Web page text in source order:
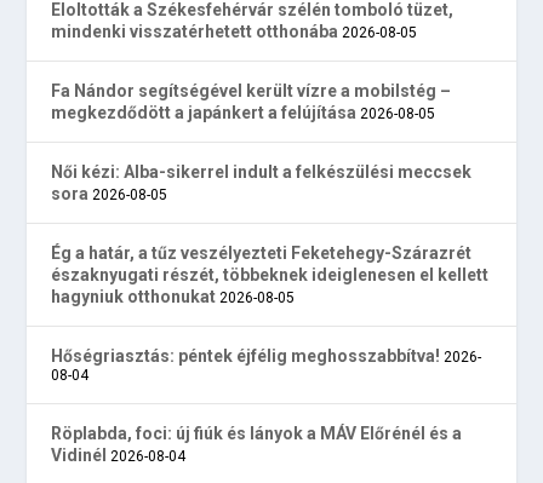
Eloltották a Székesfehérvár szélén tomboló tüzet,
mindenki visszatérhetett otthonába 2026-08-05
Fa Nándor segítségével került vízre a mobilstég –
megkezdődött a japánkert a felújítása 2026-08-05
Női kézi: Alba-sikerrel indult a felkészülési meccsek
sora 2026-08-05
Ég a határ, a tűz veszélyezteti Feketehegy-Szárazrét
északnyugati részét, többeknek ideiglenesen el kellett
hagyniuk otthonukat 2026-08-05
Hőségriasztás: péntek éjfélig meghosszabbítva! 2026-
08-04
Röplabda, foci: új fiúk és lányok a MÁV Előrénél és a
Vidinél 2026-08-04